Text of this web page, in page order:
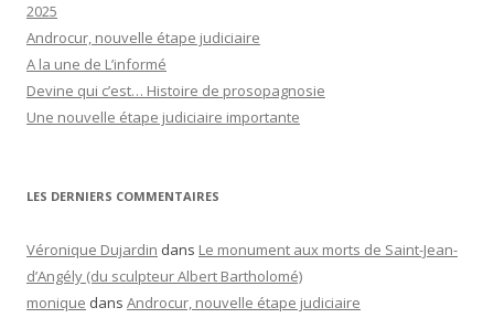
2025
Androcur, nouvelle étape judiciaire
A la une de L’informé
Devine qui c’est… Histoire de prosopagnosie
Une nouvelle étape judiciaire importante
LES DERNIERS COMMENTAIRES
Véronique Dujardin dans Le monument aux morts de Saint-Jean-
d’Angély (du sculpteur Albert Bartholomé)
monique dans Androcur, nouvelle étape judiciaire